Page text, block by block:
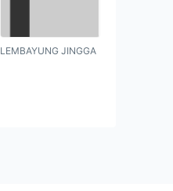
LEMBAYUNG JINGGA